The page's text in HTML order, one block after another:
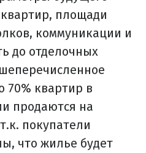
площади
коммуникации и
до отделочных
70% квартир в
продаются на
покупатели
что жилье будет